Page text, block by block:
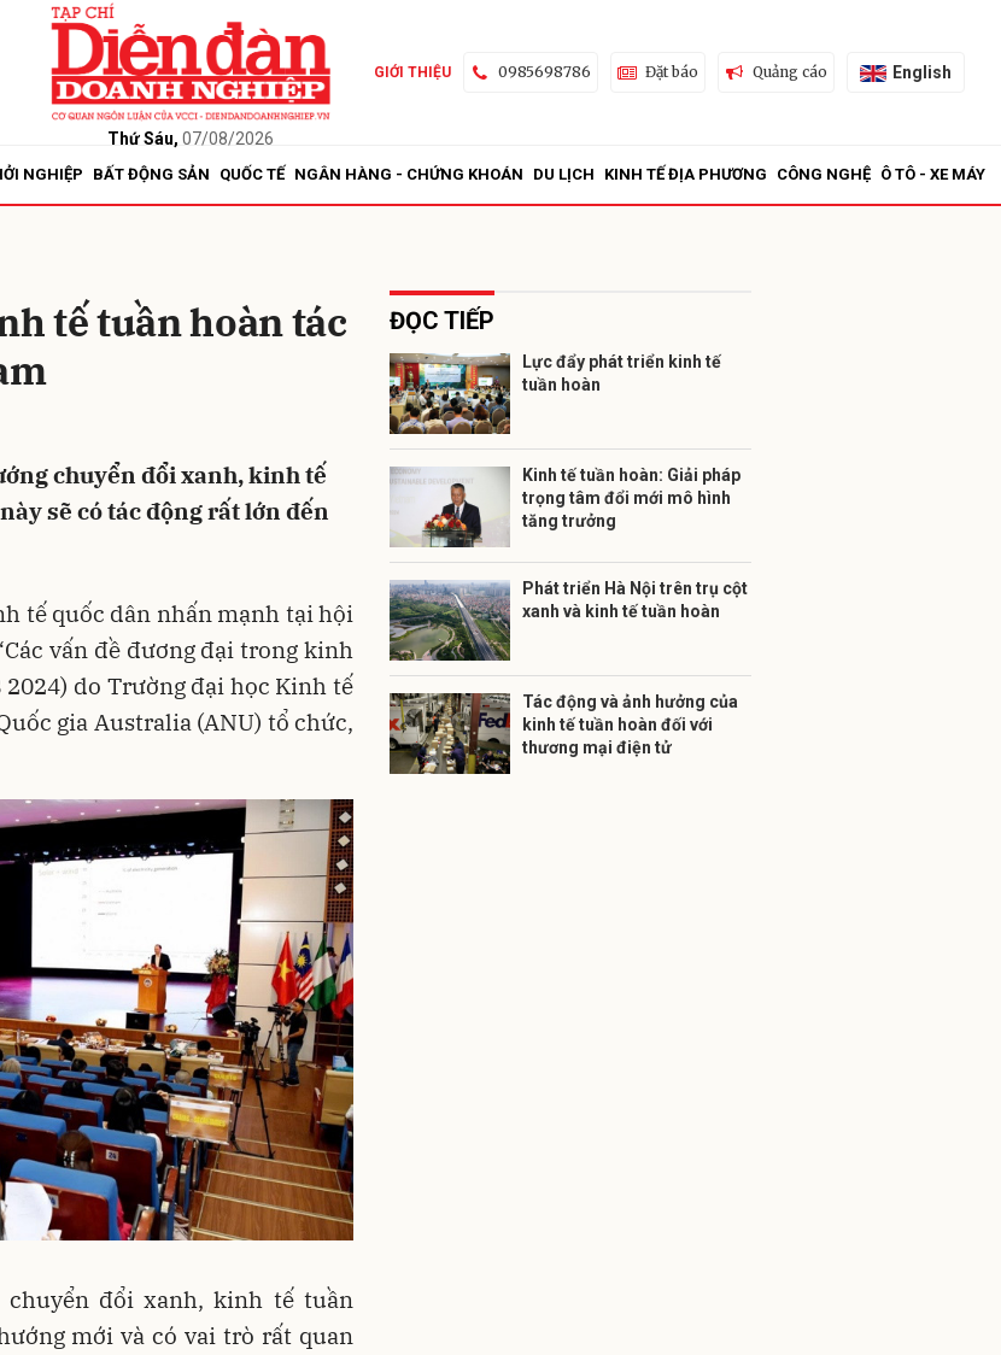
Thứ Sáu, 07/08/2026
GIỚI THIỆU 0985698786 Đặt báo Quảng cáo English
NGHIỆP BẤT ĐỘNG SẢN QUỐC TẾ NGÂN HÀNG - CHỨNG KHOÁN DU LỊCH KINH TẾ ĐỊA PHƯƠNG CÔNG NGHỆ Ô TÔ - XE MÁY
tế tuần hoàn tác
chuyển đổi xanh, kinh tế
sẽ có tác động rất lớn đến
tế quốc dân nhấn mạnh tại hội
vấn đề đương đại trong kinh
do Trường đại học Kinh tế
gia Australia (ANU) tổ chức,
chuyển đổi xanh, kinh tế tuần
mới và có vai trò rất quan
ĐỌC TIẾP
Lực đẩy phát triển kinh tế
tuần hoàn
Kinh tế tuần hoàn: Giải pháp
trọng tâm đổi mới mô hình
tăng trưởng
Phát triển Hà Nội trên trụ cột
xanh và kinh tế tuần hoàn
Tác động và ảnh hưởng của
kinh tế tuần hoàn đối với
thương mại điện tử
Gửi